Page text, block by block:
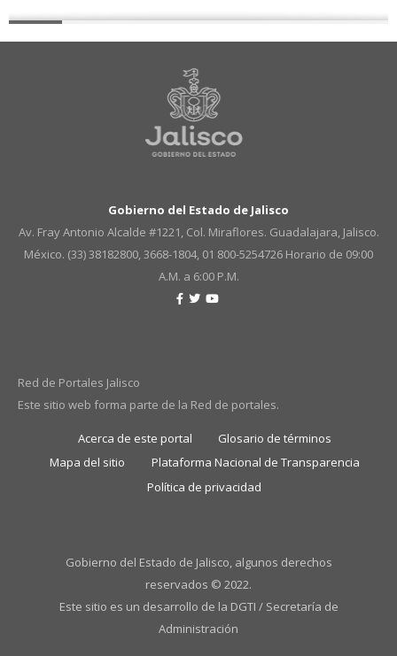
Gobierno del Estado de Jalisco
Av. Fray Antonio Alcalde #1221, Col. Miraflores. Guadalajara, Jalisco.
México. (33) 38182800, 3668-1804, 01 800-5254726 Horario de 09:00
A.M. a 6:00 P.M.
Red de Portales Jalisco
Este sitio web forma parte de la Red de portales.
Acerca de este portal
Glosario de términos
Mapa del sitio
Plataforma Nacional de Transparencia
Política de privacidad
Gobierno del Estado de Jalisco, algunos derechos
reservados © 2022.
Este sitio es un desarrollo de la DGTI / Secretaría de
Administración